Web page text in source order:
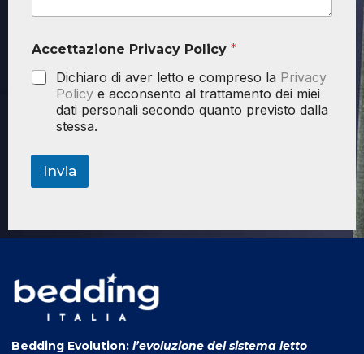
Accettazione Privacy Policy *
Dichiaro di aver letto e compreso la Privacy
Policy e acconsento al trattamento dei miei
dati personali secondo quanto previsto dalla
stessa.
Invia
Bedding Evolution: l’evoluzione del sistema letto